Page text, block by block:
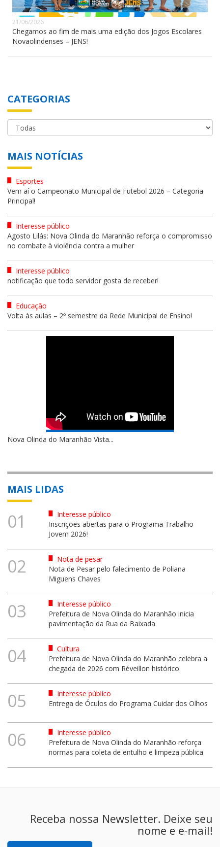
21/06/2026
Chegamos ao fim de mais uma edição dos Jogos Escolares
Novaolindenses – JENS!
CATEGORIAS
MAIS NOTÍCIAS
Esportes
Vem aí o Campeonato Municipal de Futebol 2026 – Categoria
Principal!
Interesse público
Agosto Lilás: Nova Olinda do Maranhão reforça o compromisso
no combate à violência contra a mulher
Interesse público
notificação que todo servidor gosta de receber!
Educação
Volta às aulas – 2º semestre da Rede Municipal de Ensino!
Nova Olinda do Maranhão Vista...
MAIS LIDAS
01
Interesse público
Inscrições abertas para o Programa Trabalho
Jovem 2026!
02
Nota de pesar
Nota de Pesar pelo falecimento de Poliana
Miguens Chaves
03
Interesse público
Prefeitura de Nova Olinda do Maranhão inicia
pavimentação da Rua da Baixada
04
Cultura
Prefeitura de Nova Olinda do Maranhão celebra a
chegada de 2026 com Réveillon histórico
05
Interesse público
Entrega de Óculos do Programa Cuidar dos Olhos
06
Interesse público
Prefeitura de Nova Olinda do Maranhão reforça
normas para coleta de entulho e limpeza pública
Receba nossa Newsletter. Deixe seu
nome e e-mail!